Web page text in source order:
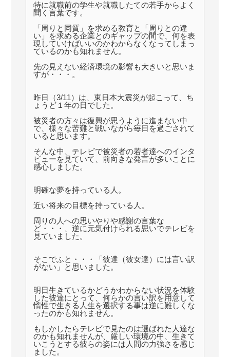
特に就職前の学生や就職したての若手からよく
聞く言葉です。
「周りと同質」を求める教育と「周りとの違
い」を求める企業とのギャップの間で、何を表
現していけばいいのかわからなくなってしまっ
ているのかも知れません。
先の見えない経済環境の影響も大きいと思いま
すが・・・。
昨日（3/11）は、東日本大震災が起こって、ち
ょうど１年の日でした。
被災者の方々は復興が思うように進まない中
で、様々な苦難と戦いながら毎日を過ごされて
いると思います。
そんな中、テレビで被災者の若者達へのインタ
ビューを見ていて、前向きな発言が多いことに
感心しました。
明確な夢を持っている人。
近い将来の目標を持っている人。
周りの人への思いやりや感謝の言葉な
ど・・・、逆に元気付けられる思いでテレビを
見ていました。
そこでふと・・・「彼達（彼女達）には言い訳
がない」と思いました。
明日生きているかどうかわからない状況を体験
した彼達にとって、何らかの言い訳を用意して
惰性で生きる人生を選択する事は逆に難しくな
ったのかも知れません。
もしかしたらテレビで見たのは選ばれた人達な
のかも知れませんが、厳しい環境の中、生きて
いこうとする彼らの姿には人間の力強さを感じ
ました。